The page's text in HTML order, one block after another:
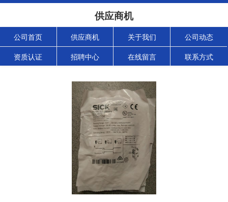
供应商机
公司首页 供应商机 关于我们 公司动态
资质认证 招聘中心 在线留言 联系方式